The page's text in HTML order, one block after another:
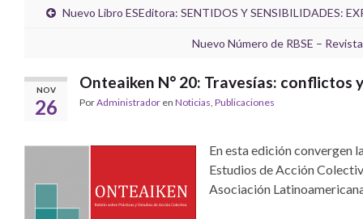
Nuevo Libro ESEditora: SENTIDOS Y SENSIBILIDADES:
Nuevo Número de RBSE –
NOV
26
Onteaiken N° 20: Travesías: conflictos
PorAdministrador en Noticias, Publicaciones
En esta edición convergen
Estudios de Acción
Asociación